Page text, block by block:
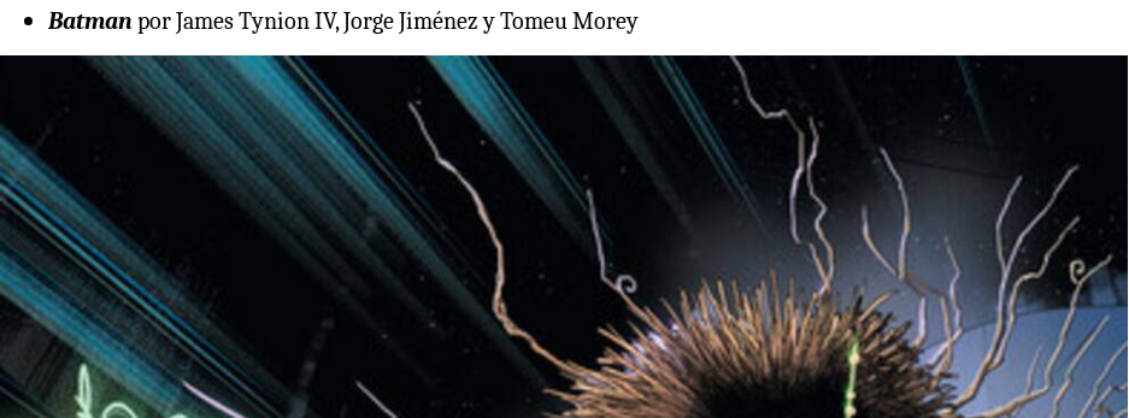
Batmanpor James Tynion IV, Jorge Jiménez y Tomeu Morey